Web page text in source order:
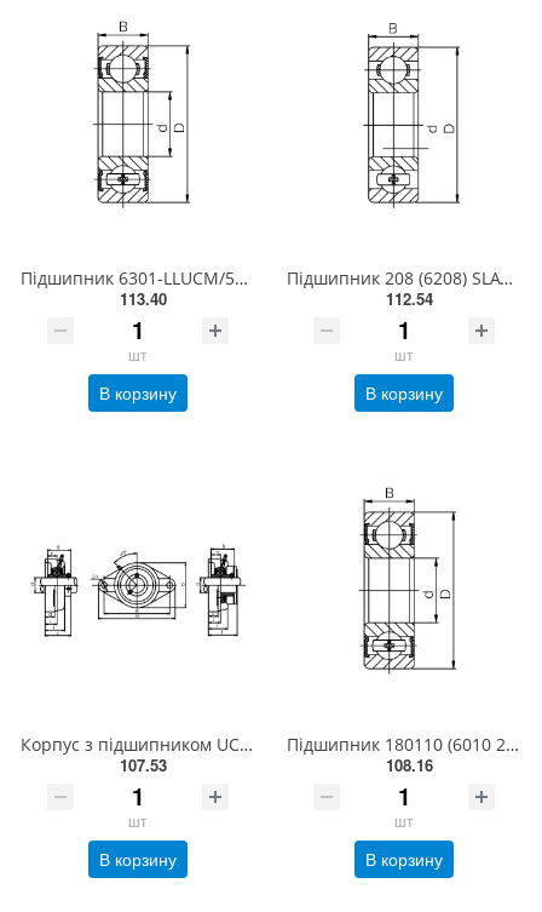
Підшипник 6301-LLUCM/5K NTN
113.40
шт
В корзину
Підшипник 208 (6208) SLAVIA (Словаччина)
112.54
шт
В корзину
Корпус з підшипником UCFL 206 EXL
107.53
шт
В корзину
Підшипник 180110 (6010 2RS) SLAVIA (Словаччина)
108.16
шт
В корзину